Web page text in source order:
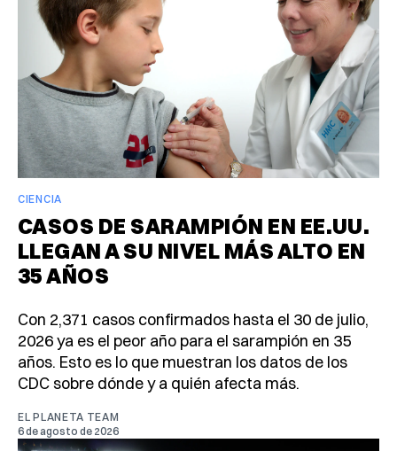
CIENCIA
CASOS DE SARAMPIÓN EN EE.UU.
LLEGAN A SU NIVEL MÁS ALTO EN
35 AÑOS
Con 2,371 casos confirmados hasta el 30 de julio,
2026 ya es el peor año para el sarampión en 35
años. Esto es lo que muestran los datos de los
CDC sobre dónde y a quién afecta más.
EL PLANETA TEAM
6 de agosto de 2026